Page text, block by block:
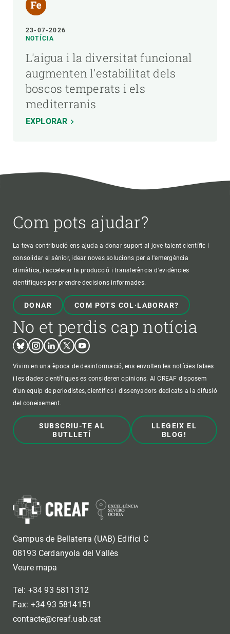
23-07-2026
NOTÍCIA
L'aigua i la diversitat funcional
augmenten l'estabilitat dels
boscos temperats i els
mediterranis
EXPLORAR
Com pots ajudar?
La teva contribució ens ajuda a donar suport al jove talent científic i
consolidar el sènior, idear noves solucions per a l'emergència
climàtica, i accelerar la producció i transferència d’evidències
científiques per prendre decisions informades.
DONAR COM POTS COL·LABORAR?
No et perdis cap notícia
BlueskyInstagram
LinkedinTwitterYoutube
Vivim en una època de desinformació, ens envolten les notícies falses
i les dades científiques es consideren opinions. Al CREAF disposem
d'un equip de periodistes, científics i dissenyadors dedicats a la difusió
del coneixement.
SUBSCRIU-TE AL
BUTLLETÍ
LLEGEIX EL
BLOG!
Campus de Bellaterra (UAB) Edifici C
08193 Cerdanyola del Vallès
Veure mapa
Tel: +34 93 5811312
Fax: +34 93 5814151
contacte@creaf.uab.cat